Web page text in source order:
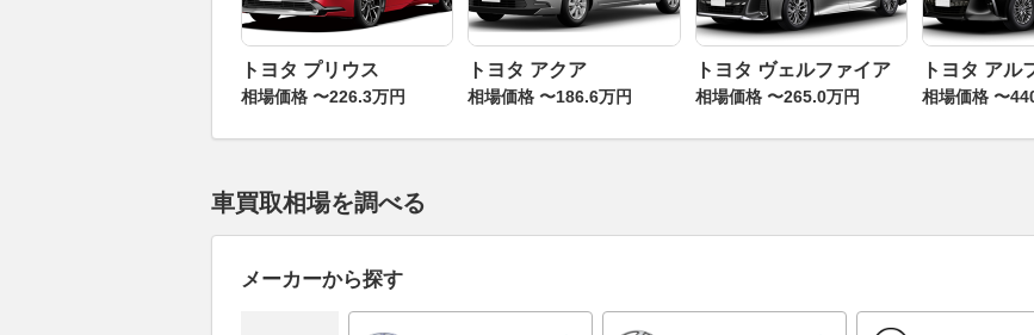
トヨタ プリウス
相場価格 〜226.3万円
トヨタ アクア
相場価格 〜186.6万円
トヨタ ヴェルファイア
相場価格 〜265.0万円
トヨタ アル
相場価格 〜
車買取相場を調べる
メーカーから探す